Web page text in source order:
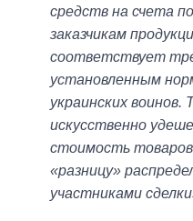
средств на счета
заказчикам
соответствует
установленным
украинских воинов.
искусственно
стоимость
«разницу»
участниками